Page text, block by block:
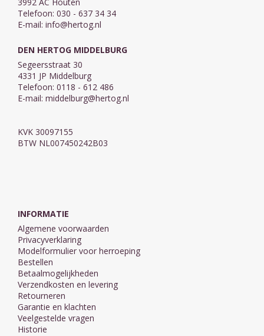
Telefoon: 030 - 637 34 34
E-mail: info@hertog.nl
DEN HERTOG MIDDELBURG
Segeersstraat 30
4331 JP Middelburg
Telefoon: 0118 - 612 486
E-mail: middelburg@hertog.nl
KVK 30097155
BTW NL007450242B03
INFORMATIE
Algemene voorwaarden
Privacyverklaring
Modelformulier voor herroeping
Bestellen
Betaalmogelijkheden
Verzendkosten en levering
Retourneren
Garantie en klachten
Veelgestelde vragen
Historie